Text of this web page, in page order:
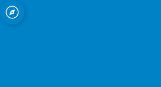
Open quicklink menu